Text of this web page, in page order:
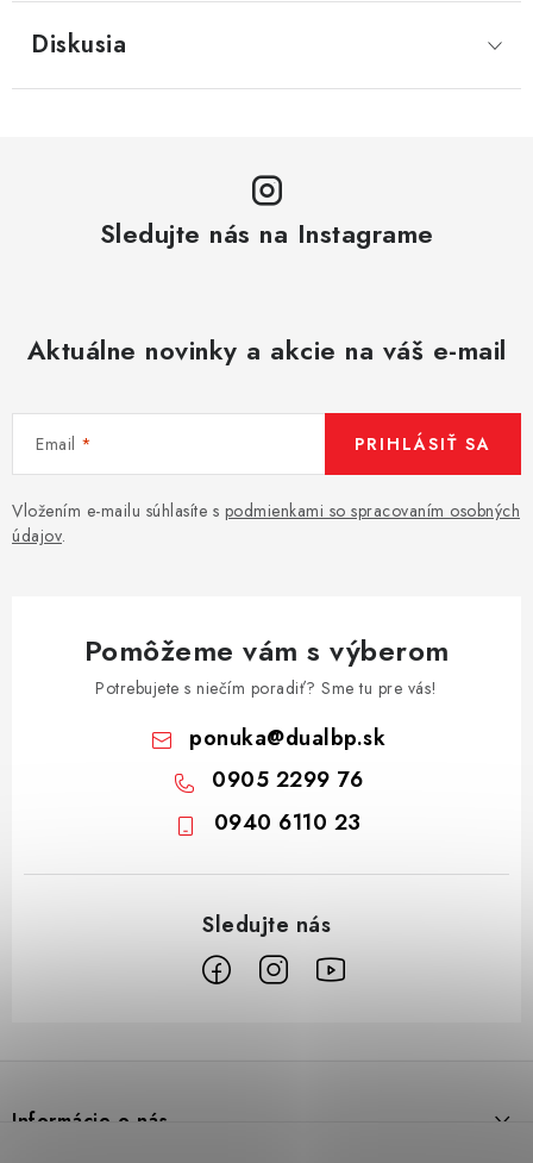
Diskusia
Sledujte nás na Instagrame
Aktuálne novinky a akcie na váš e-mail
Email
Vložením e-mailu súhlasíte s podmienkami so spracovaním osobných
údajov.
PRIHLÁSIŤ SA
Pomôžeme vám s výberom
Potrebujete s niečím poradiť? Sme tu pre vás!
ponuka@dualbp.sk
0905 2299 76
0940 6110 23
pInformácie o nás